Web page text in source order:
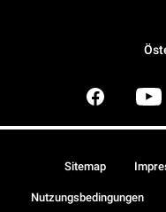
Sitemap
Nutzungsbedingungen